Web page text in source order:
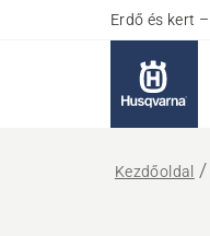
Erdő és kert –
Kezdőoldal